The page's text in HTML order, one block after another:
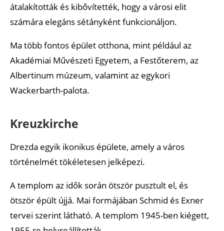
átalakították és kibővítették, hogy a városi elit
számára elegáns sétányként funkcionáljon.
Ma több fontos épület otthona, mint például az
Akadémiai Művészeti Egyetem, a Festőterem, az
Albertinum múzeum, valamint az egykori
Wackerbarth-palota.
Kreuzkirche
Drezda egyik ikonikus épülete, amely a város
történelmét tökéletesen jelképezi.
A templom az idők során ötször pusztult el, és
ötször épült újjá. Mai formájában Schmid és Exner
tervei szerint látható. A templom 1945-ben kiégett,